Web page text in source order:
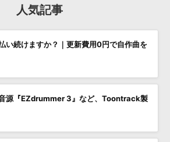
人気記事
い続けますか？｜更新費用0円で自作曲を
音源『EZdrummer 3』など、Toontrack製